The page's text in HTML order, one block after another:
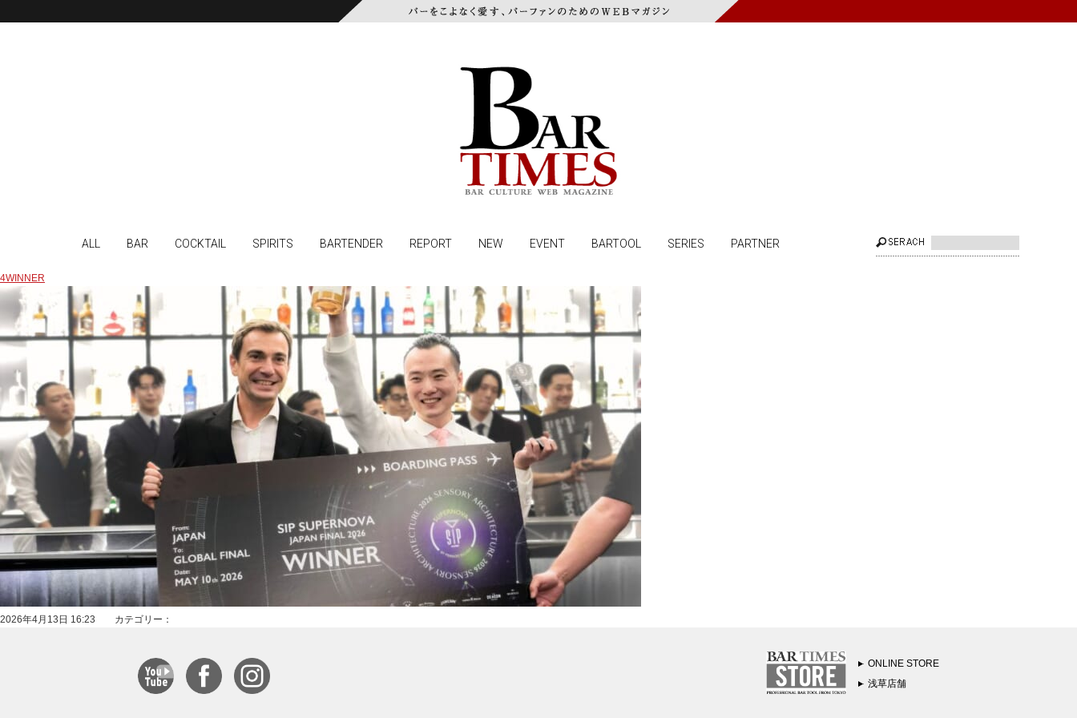
ALL BAR COCKTAIL SPIRITS BARTENDER REPORT NEW EVENT BARTOOL SERIES PARTNER
4WINNER
2026年4月13日 16:23 カテゴリー：
ONLINE STORE
浅草店舗